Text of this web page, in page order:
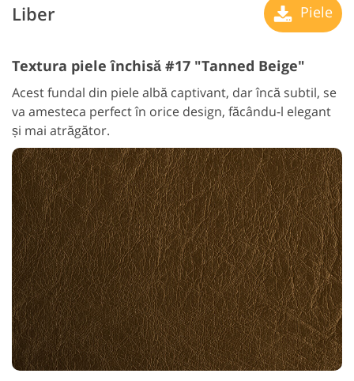
Liber Piele
Textura piele închisă #17 "Tanned Beige"
Acest fundal din piele albă captivant, dar încă subtil, se
va amesteca perfect în orice design, făcându-l elegant
și mai atrăgător.